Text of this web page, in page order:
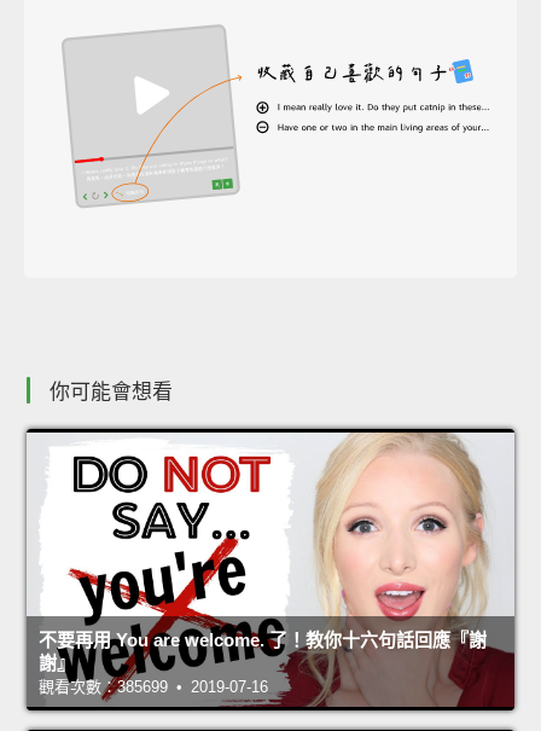
你可能會想看
不要再用 You are welcome. 了！教你十六句話回應『謝
謝』
觀看次數：385699 • 2019-07-16